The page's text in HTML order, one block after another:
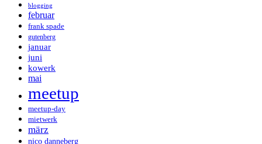
blogging
februar
frank spade
gutenberg
januar
juni
kowerk
mai
meetup
meetup-day
mietwerk
märz
nico danneberg